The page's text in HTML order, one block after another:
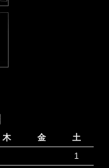
木 金
土
1